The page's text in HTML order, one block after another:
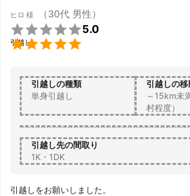
ヒロ 様 （30代 男性）


5.0
引越し
引越しの種類
単身引越し
引越しの
～15km未
村程度）
引越し先の間取り
1K・1DK
引越しをお願いしました。